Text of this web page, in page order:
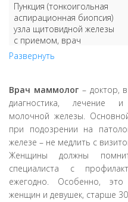
Пункция (тонкоигольная
аспирационная биопсия)
узла щитовидной железы
с приемом, врач
Горюшков К.Г.
Пункция (тонкоигольная
аспирационная биопсия)
молочной железы с
приемом, врач Горюшков
К.Г.
Пункция (биопсия) кисты
молочной железы
Развернуть
Врач маммолог– доктор,
диагностика, лечение и
молочной железы.
при подозрении на
железе – не медлить с
Женщины должны
специалиста с
ежегодно. Особенно,
женщин и девушек, старше